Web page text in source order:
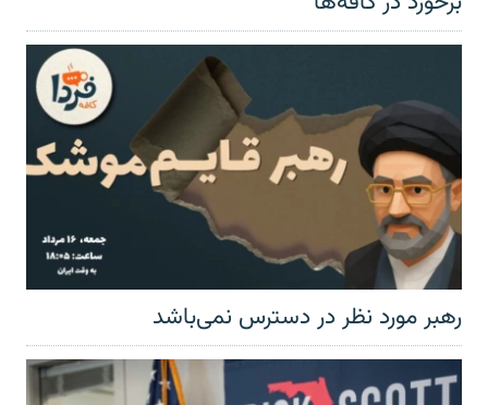
رهبر مورد نظر در دسترس نمی‌باشد